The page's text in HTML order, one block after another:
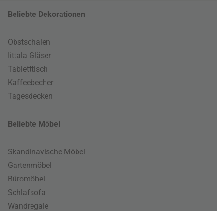
Beliebte Dekorationen
Obstschalen
Iittala Gläser
Tabletttisch
Kaffeebecher
Tagesdecken
Beliebte Möbel
Skandinavische Möbel
Gartenmöbel
Büromöbel
Schlafsofa
Wandregale